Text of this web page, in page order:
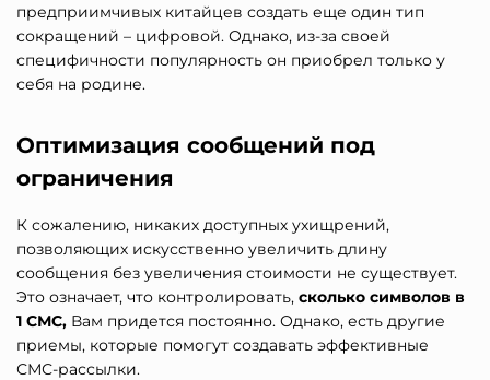
предприимчивых китайцев создать еще один тип
сокращений – цифровой. Однако, из-за своей
специфичности популярность он приобрел только у
себя на родине.
Оптимизация сообщений под
ограничения
К сожалению, никаких доступных ухищрений,
позволяющих искусственно увеличить длину
сообщения без увеличения стоимости не существует.
Это означает, что контролировать, сколько символов в
1 СМС, Вам придется постоянно. Однако, есть другие
приемы, которые помогут создавать эффективные
СМС-рассылки.